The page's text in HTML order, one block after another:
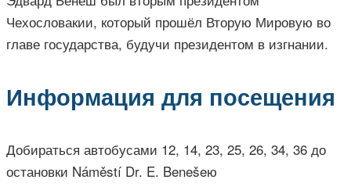
Чехословакии, который прошёл Вторую Мировую во
главе государства, будучи президентом в изгнании.
Информация для посещения
Добираться автобусами 12, 14, 23, 25, 26, 34, 36 до
остановки Náměstí Dr. E. Benešeю